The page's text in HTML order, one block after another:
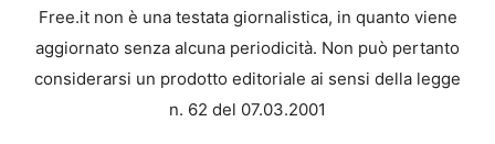
Free.it non è una testata giornalistica, in quanto viene
aggiornato senza alcuna periodicità. Non può pertanto
considerarsi un prodotto editoriale ai sensi della legge
n. 62 del 07.03.2001